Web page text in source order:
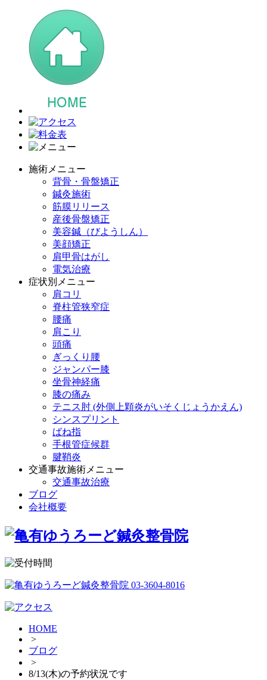
施術メニュー
背骨・骨盤矯正
鍼灸施術
筋膜リリース
産後骨盤矯正
美容鍼（びようしん）
美顔矯正
肩甲骨はがし
電気治療
症状別メニュー
肩コリ
脊柱管狭窄症
腰痛
肩こり
頭痛
ぎっくり腰
ジャンパー膝
坐骨神経痛
膝の痛み
テニス肘 (外側上顆炎がいそくじょうかえん)
シンスプリント
ばね指
手根管症候群
腱鞘炎
交通事故施術メニュー
交通事故治療
ブログ
会社概要
HOME
>
ブログ
>
8/13(木)の予約状況です